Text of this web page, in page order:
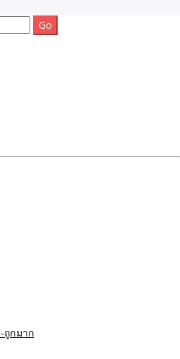
ยบ้าน ที่ดิน
บบริษัทใหญ่
ณา สินค้า
า ถูกและดี
ปรโมท
สอสังหา ทีม
ญ่ เว็บขาย
นดับ1
ยหน้า กับบริษัท SEO-AI เน้นติดหน้า
ทำโฆษณา ราคาถูก เว็บขายบ้าน รับโพ
บริํษัทใหญ่ รับประกันผลงาน ที่เดียวใน
ถูกมาก